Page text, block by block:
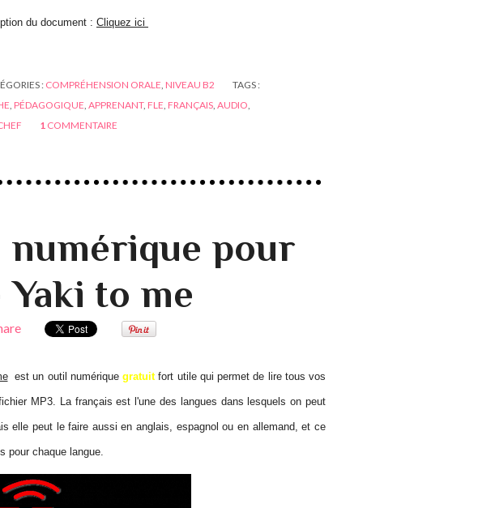
du document : Cliquez ici
: COMPRÉHENSION ORALE NIVEAU B2
TAGS :
PÉDAGOGIQUE APPRENANT, FLE FRANÇAIS AUDIO
1 COMMENTAIRE
pour
to me
est un outil numériquegratuitfort utile qui permet de lire tous vos
MP3. La français est l'une des langues dans lesquels on peut
elle peut le faire aussi en anglais, espagnol ou en allemand, et ce
pour chaque langue.